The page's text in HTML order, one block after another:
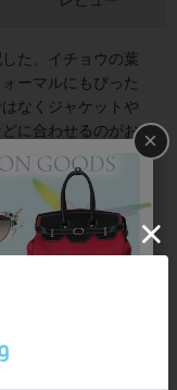
た、イチョウの葉
ーマルにもぴった
なくジャケットや
に合わせるのがお ×